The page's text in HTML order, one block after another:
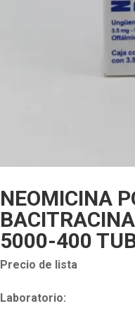
NEOMICINA
5000-400
Precio de lista
Laboratorio: